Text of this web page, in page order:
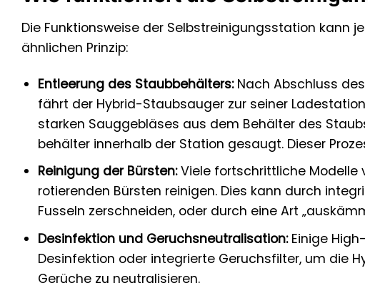
Die Funktionsweise der Selbstreinigungsstation kann
ähnlichen Prinzip:
Entleerung des Staubbehälters:Nach Abschluss
fährt der Hybrid-Staubsauger zur seiner
starken Sauggebläses aus dem Behälter des
behälter innerhalb der Station gesaugt. Dieser
Reinigung der Bürsten:Viele fortschrittliche Modelle
rotierenden Bürsten reinigen. Dies kann durch
Fusseln zerschneiden, oder durch eine Art
Desinfektion und Geruchsneutralisation:Einige
Desinfektion oder integrierte Geruchsfilter, um die
Gerüche zu neutralisieren.